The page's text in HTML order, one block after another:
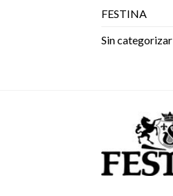
FESTINA
Sin categorizar